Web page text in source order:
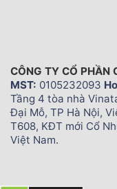
CÔNG TY CỔ PHẦN
MST: 0105232093
Tầng 4 tòa nhà
Đại Mỗ, TP Hà Nội,
T608, KĐT mới Cổ
Việt Nam.